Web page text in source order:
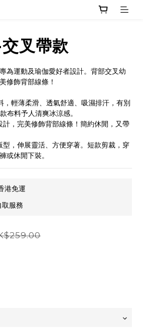
叉帶款
為運動及瑜伽愛好者設計。背部交叉幼
修飾背部線條！
輕薄柔滑、透氣舒適、吸濕排汗，有別
布料予人清爽冰涼感。
，完美修飾背部線條！簡約休閒，又帶
，伸展靈活、方便穿著。短款剪裁，穿
或休閒下裝。
港免運
服務